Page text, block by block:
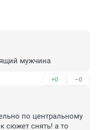
мужчина
+0 –0
по центральному
сюжет снять! а то